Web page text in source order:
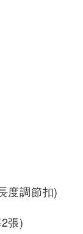
度調節扣)
張)